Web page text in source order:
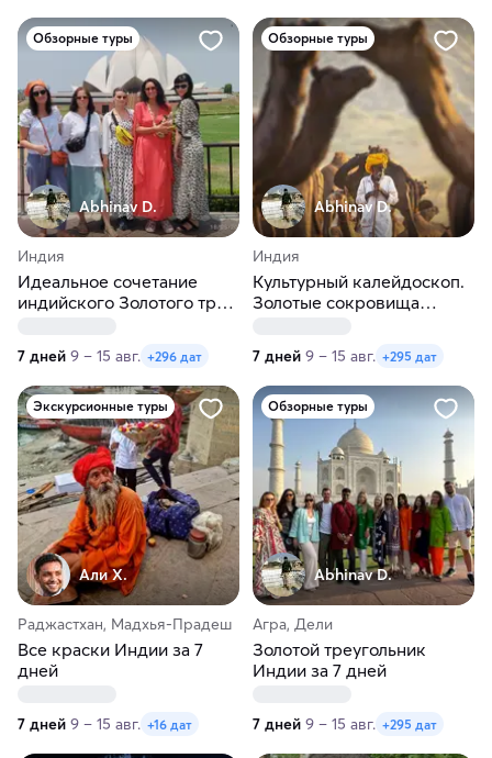
Обзорные туры
Abhinav D.
Индия
Идеальное сочетание
индийского Золотого трио
7 дней 9 – 15 авг. +296 дат
Обзорные туры
Abhinav D.
Индия
Культурный калейдоскоп.
Золотые сокровища
7 дней 9 – 15 авг. +295 дат
Экскурсионные туры
Али Х.
Раджастхан, Мадхья-Прадеш
Все краски Индии за 7
дней
7 дней 9 – 15 авг. +16 дат
Обзорные туры
Abhinav D.
Агра, Дели
Золотой треугольник
Индии за 7 дней
7 дней 9 – 15 авг. +295 дат